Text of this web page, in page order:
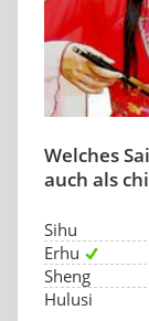
Welches
auch als
Sihu
Erhu
Sheng
Hulusi